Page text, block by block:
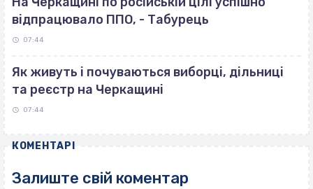
відпрацювало ППО, - Табурець
07:44
Як живуть і почуваються виборці, дільниці
та реєстр на Черкащині
07:44
КОМЕНТАРІ
Залиште свій коментар